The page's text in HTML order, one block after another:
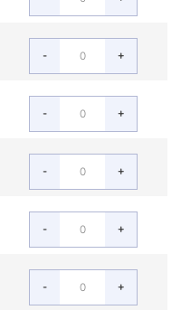
- +
- +
- +
- +
- +